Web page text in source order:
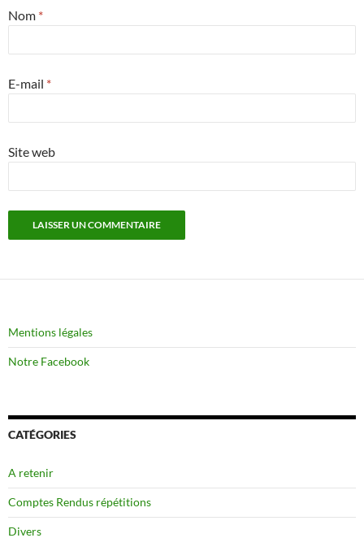
Nom *
E-mail *
Site web
Mentions légales
Notre Facebook
CATÉGORIES
A retenir
Comptes Rendus répétitions
Divers